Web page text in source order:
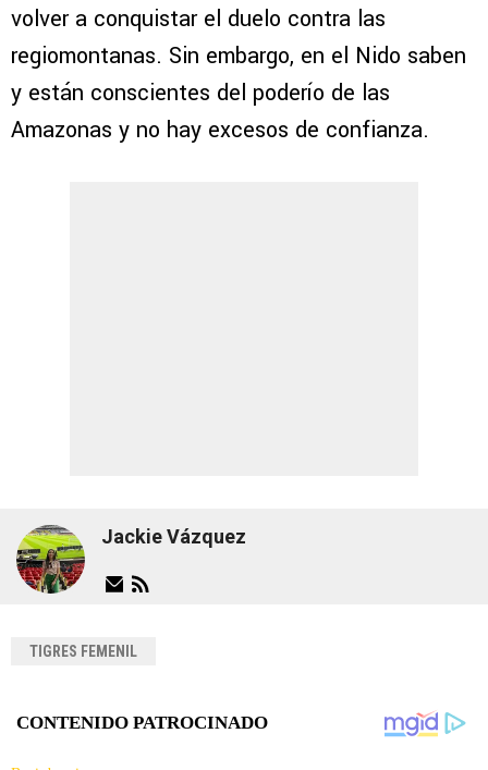
volver a conquistar el duelo contra las
regiomontanas. Sin embargo, en el Nido saben
y están conscientes del poderío de las
Amazonas y no hay excesos de confianza.
Jackie Vázquez
TIGRES FEMENIL